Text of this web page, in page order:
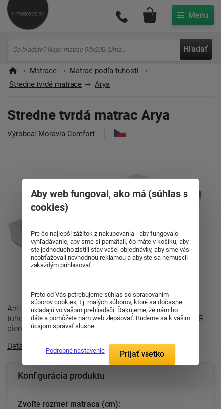
Hľadať
Môj účet
Matrace
Matrac podľa tuhosti
Stredne tvrdé matrace
Arya
Stredne tvrdá matrac Arya
Výrobca: Moravia Comfort
Antibakteriálná polyuretánová matrace Arya strednej
tuhosti, vďaka nelepenénu jadru z antibakteriálnych PUR
pien vytvára ideálnu podporu pre ...
Detailný popis
Konfigurácia produktu
Zvoľte rozmer matraca (cm):
Aby web fungoval, ako má (súhlas s
cookies)
Pre čo najlepší zážitok z nakupovania - aby fungovalo
vyhľadávanie, aby sme si pamätali, čo máte v košíku, aby
ste jednoducho zistili stav vašej objednávky, aby sme vás
neobťažovali nevhodnou reklamou a aby ste sa nemuseli
zakaždým prihlasovať.
Preto od Vás potrebujeme súhlas so spracovaním
súborov cookies, t.j. malých súborov, ktoré sa dočasne
ukladajú vo vašom prehliadači. Ďakujeme, že nám ho
dáte a pomôžete nám web zlepšovať. Budeme sa k vašim
údajom správať slušne.
Podrobné nastavenie Prijať všetko